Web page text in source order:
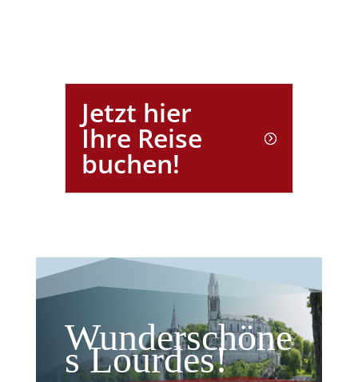
Jetzt hier
Ihre Reise
buchen!
Wunderschöne
s Lourdes!